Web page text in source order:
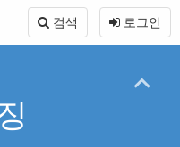
로그인
검색